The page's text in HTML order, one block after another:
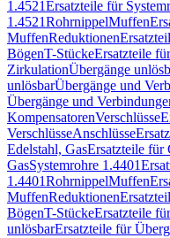
1.4521Ersatzteile für
1.4521RohrnippelMuffen
MuffenReduktionen
BögenT-StückeErsatzteile
ZirkulationÜbergänge
unlösbarÜbergänge und
Übergänge und
KompensatorenVerschlüsse
VerschlüsseAnschlüsse
Edelstahl, GasErsatzteile für
GasSystemrohre 1.4401
1.4401RohrnippelMuffen
MuffenReduktionen
BögenT-StückeErsatzteile
unlösbarErsatzteile für